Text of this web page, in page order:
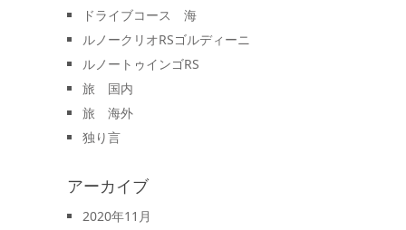
ドライブコース 海
ルノークリオRSゴルディーニ
ルノートゥインゴRS
旅 国内
旅 海外
独り言
アーカイブ
2020年11月